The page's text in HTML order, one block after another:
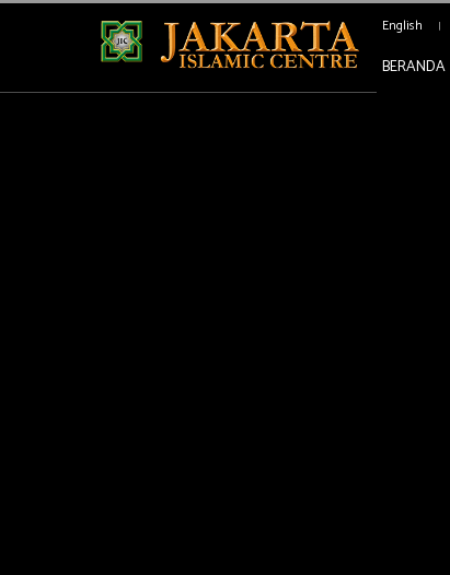
English
BERANDA